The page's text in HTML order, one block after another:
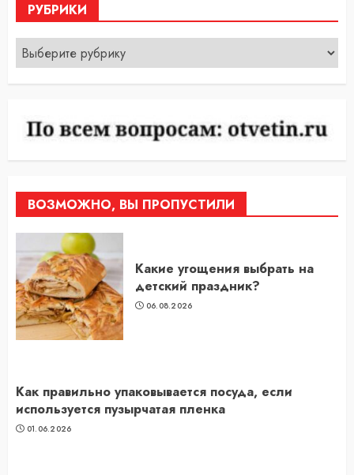
РУБРИКИ
Рубрики
ВОЗМОЖНО, ВЫ ПРОПУСТИЛИ
Какие угощения выбрать на
детский праздник?
06.08.2026
Как правильно упаковывается посуда, если
используется пузырчатая пленка
01.06.2026